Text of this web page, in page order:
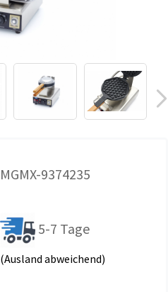
MGMX-9374235
5-7 Tage
(Ausland abweichend)